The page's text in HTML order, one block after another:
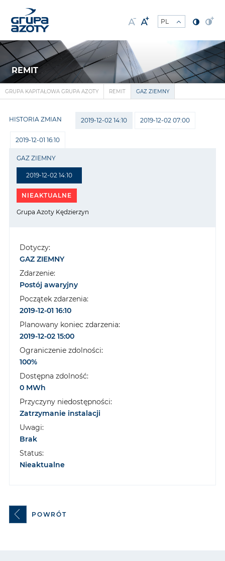
REMIT
GRUPA KAPITAŁOWA GRUPA AZOTY REMIT GAZ ZIEMNY
HISTORIA ZMIAN 2019-12-02 14:10 2019-12-02 07:00
2019-12-01 16:10
2019-12-02 14:10
GAZ ZIEMNY
NIEAKTUALNE
Grupa Azoty Kędzierzyn
Dotyczy:
GAZ ZIEMNY
Zdarzenie:
Postój awaryjny
Początek zdarzenia:
2019-12-01 16:10
Planowany koniec zdarzenia:
2019-12-02 15:00
Ograniczenie zdolności:
100%
Dostępna zdolność:
0 MWh
Przyczyny niedostępności:
Zatrzymanie instalacji
Uwagi:
Brak
Status:
Nieaktualne
POWRÓT